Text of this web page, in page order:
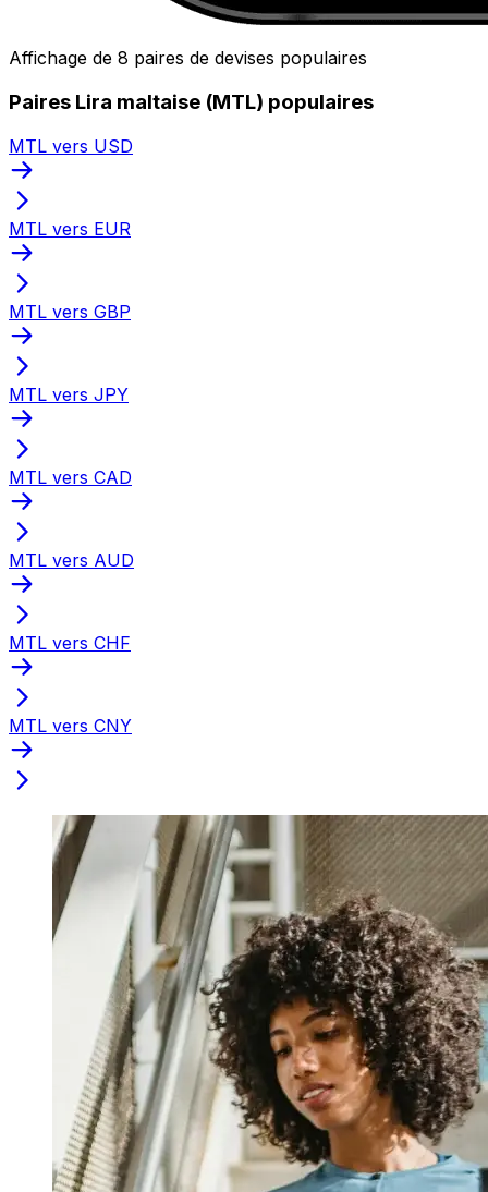
Affichage de 8 paires de devises populaires
Paires Lira maltaise (MTL) populaires
MTL vers USD
MTL vers EUR
MTL vers GBP
MTL vers JPY
MTL vers CAD
MTL vers AUD
MTL vers CHF
MTL vers CNY